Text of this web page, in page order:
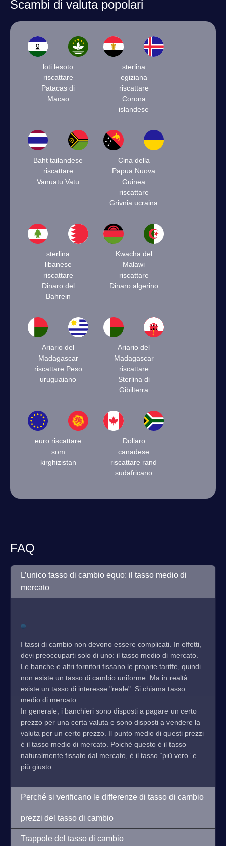
Scambi di valuta popolari
loti lesoto
riscattare
Patacas di
Macao
sterlina
egiziana
riscattare
Corona
islandese
Baht tailandese
riscattare
Vanuatu Vatu
Cina della
Papua Nuova
Guinea
riscattare
Grivnia ucraina
sterlina
libanese
riscattare
Dinaro del
Bahrein
Kwacha del
Malawi
riscattare
Dinaro algerino
Ariario del
Madagascar
riscattare Peso
uruguaiano
Ariario del
Madagascar
riscattare
Sterlina di
Gibilterra
euro riscattare
som
kirghizistan
Dollaro
canadese
riscattare rand
sudafricano
FAQ
L’unico tasso di cambio equo: il tasso medio di
mercato
I tassi di cambio non devono essere complicati. In effetti,
devi preoccuparti solo di uno: il tasso medio di mercato.
Le banche e altri fornitori fissano le proprie tariffe, quindi
non esiste un tasso di cambio uniforme. Ma in realtà
esiste un tasso di interesse "reale". Si chiama tasso
medio di mercato.
In generale, i banchieri sono disposti a pagare un certo
prezzo per una certa valuta e sono disposti a vendere la
valuta per un certo prezzo. Il punto medio di questi prezzi
è il tasso medio di mercato. Poiché questo è il tasso
naturalmente fissato dal mercato, è il tasso “più vero” e
più giusto.
Perché si verificano le differenze di tasso di cambio
prezzi del tasso di cambio
Trappole del tasso di cambio